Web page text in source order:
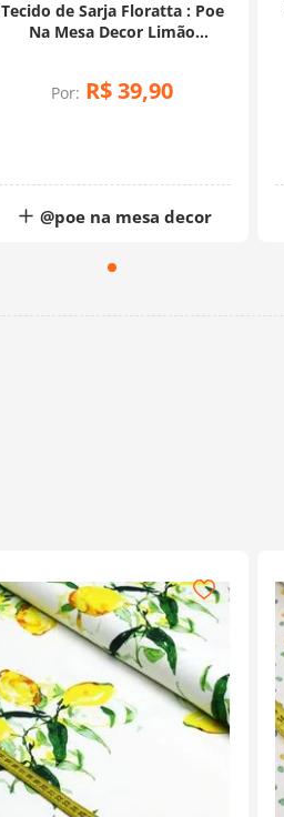
Tecido de Sarja Floratta : Poe
Na Mesa Decor Limão
Por: R$39,90
@poe na mesa decor